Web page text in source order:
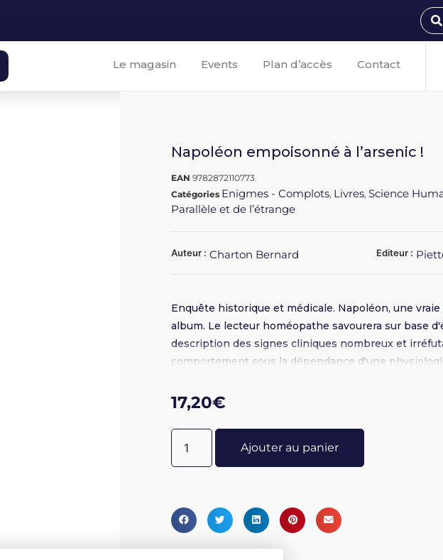
Le magasin Events Plan d’accès Contact
Napoléon empoisonné à l’arsenic !
EAN9782872110773
Catégories Enigmes - Complots, Livres,Science
Parallèle et de l’étrange
Auteur : Charton Bernard Editeur :
Enquête historique et médicale. Napoléon, une
album. Le lecteur homéopathe savourera sur base
description des signes cliniques nombreux et
comportement sous la dépendance d'une
aucun doute : empoisonnement à l'arsenic ! Broché
17,20€
Ajouter au panier